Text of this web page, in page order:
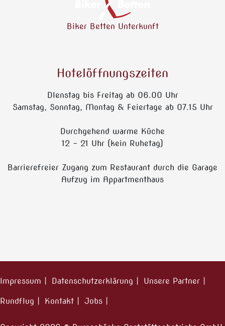
Biker Betten Unterkunft
Hotelöffnungszeiten
DIenstag bis Freitag ab 06.00 Uhr
Samstag, Sonntag, Montag & Feiertage ab 07.15 Uhr
Durchgehend warme Küche
12 - 21 Uhr (kein Ruhetag)
Barrierefreier Zugang zum Restaurant durch die Garage
Aufzug im Appartmenthaus
Impressum Datenschutzerklärung Unsere Partner
Rundflug Kontakt Jobs